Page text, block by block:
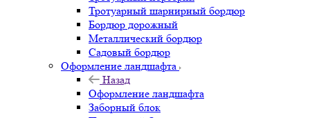
Тротуарный шарнирный бордюр
Бордюр дорожный
Металлический бордюр
Садовый бордюр
Оформление ландшафта
Назад
Оформление ландшафта
Заборный блок